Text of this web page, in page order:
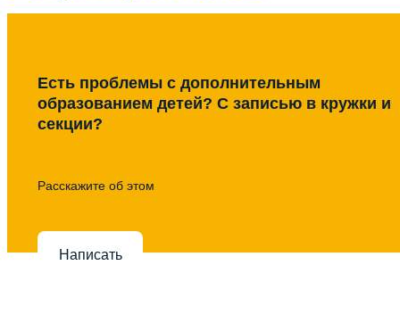
Есть проблемы с дополнительным
образованием детей? С записью в кружки и
секции?
Расскажите об этом
Написать